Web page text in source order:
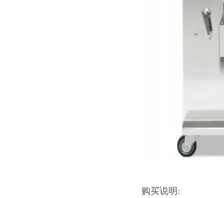
购买说明: